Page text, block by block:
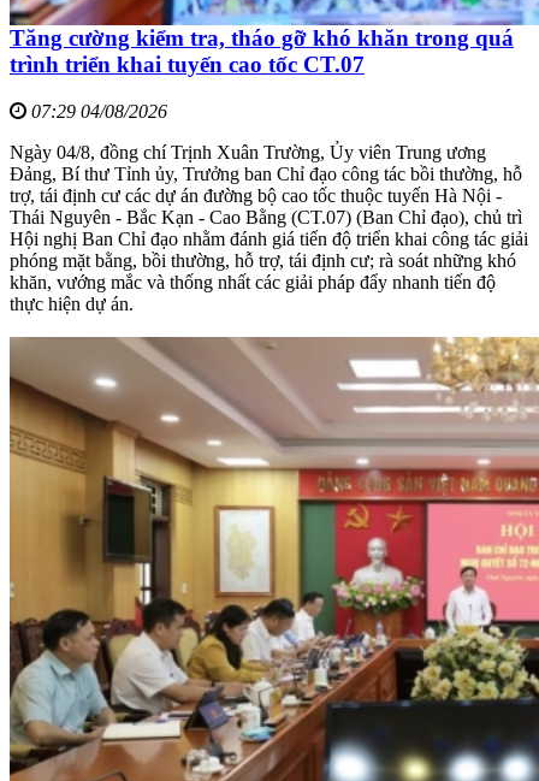
Tăng cường kiểm tra, tháo gỡ khó khăn trong quá
trình triển khai tuyến cao tốc CT.07
07:29 04/08/2026
Ngày 04/8, đồng chí Trịnh Xuân Trường, Ủy viên Trung ương
Đảng, Bí thư Tỉnh ủy, Trưởng ban Chỉ đạo công tác bồi thường, hỗ
trợ, tái định cư các dự án đường bộ cao tốc thuộc tuyến Hà Nội -
Thái Nguyên - Bắc Kạn - Cao Bằng (CT.07) (Ban Chỉ đạo), chủ trì
Hội nghị Ban Chỉ đạo nhằm đánh giá tiến độ triển khai công tác giải
phóng mặt bằng, bồi thường, hỗ trợ, tái định cư; rà soát những khó
khăn, vướng mắc và thống nhất các giải pháp đẩy nhanh tiến độ
thực hiện dự án.